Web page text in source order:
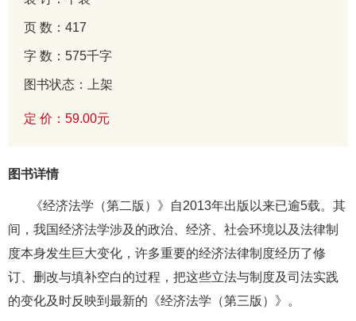
页 数：417
字 数：575千字
图书状态：上架
定 价：59.00元
图书详情
《经济法学（第二版）》自2013年出版以来已逾5载。其
间，我国经济法学涉及的政治、经济、社会环境以及法律制
度本身发生巨大变化，许多重要的经济法律制度经历了修
订、删改与填补空白的过程，把这些立法与制度及司法实践
的变化及时反映到最新的《经济法学（第三版）》。